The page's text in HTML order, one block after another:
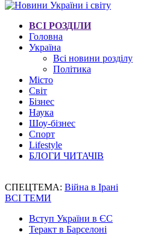
ВСІ РОЗДІЛИ
Головна
Україна
Всі новини розділу
Політика
Місто
Світ
Бізнес
Наука
Шоу-бізнес
Спорт
Lifestyle
БЛОГИ ЧИТАЧІВ
СПЕЦТЕМА: Війна в Ірані
ВСІ ТЕМИ
Вступ України в ЄС
Теракт в Барселоні